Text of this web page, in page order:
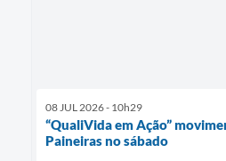
08 JUL 2026 - 10h29
“QualiVida em Ação”
Paineiras no sábado